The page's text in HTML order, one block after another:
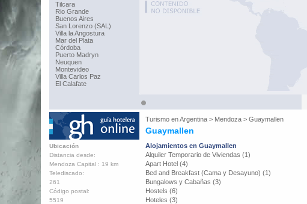
Tilcara
Rio Grande
Buenos Aires
San Lorenzo (SAL)
Villa la Angostura
Mar del Plata
Córdoba
Puerto Madryn
Neuquen
Montevideo
Villa Carlos Paz
El Calafate
Turismo enArgentina > Mendoza > Guaymallen
Guaymallen
Ubicación
Distancia desde:
Mendoza Capital : 19 km
Telediscado:
261
Código postal:
5519
Alojamientos en Guaymallen
Alquiler Temporario de Viviendas (1)
Apart Hotel (4)
Bed and Breakfast (Cama y Desayuno) (1)
Bungalows y Cabañas (3)
Hostels (6)
Hoteles (3)